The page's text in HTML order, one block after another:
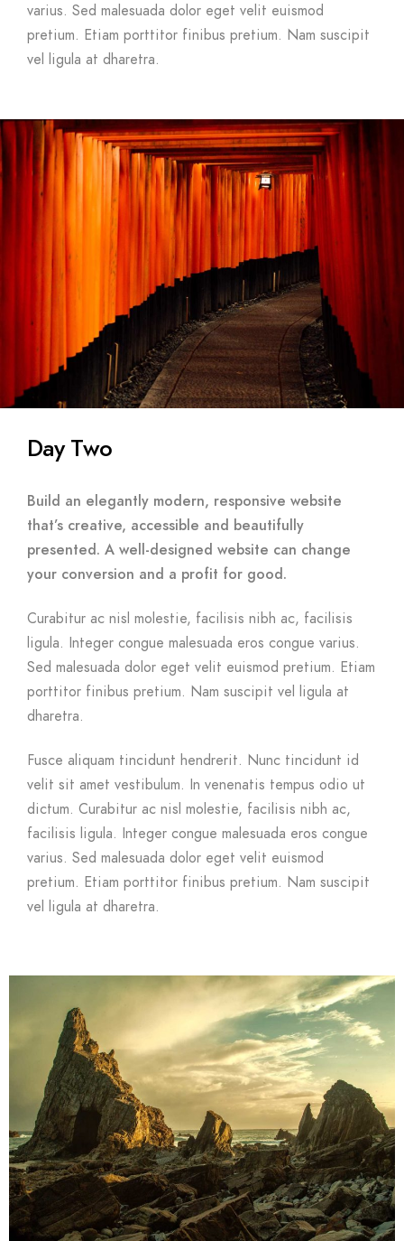
varius. Sed malesuada dolor eget velit euismod
pretium. Etiam porttitor finibus pretium. Nam suscipit
vel ligula at dharetra.
Day Two
Build an elegantly modern, responsive website
that’s creative, accessible and beautifully
presented. A well-designed website can change
your conversion and a profit for good.
Curabitur ac nisl molestie, facilisis nibh ac, facilisis
ligula. Integer congue malesuada eros congue varius.
Sed malesuada dolor eget velit euismod pretium. Etiam
porttitor finibus pretium. Nam suscipit vel ligula at
dharetra.
Fusce aliquam tincidunt hendrerit. Nunc tincidunt id
velit sit amet vestibulum. In venenatis tempus odio ut
dictum. Curabitur ac nisl molestie, facilisis nibh ac,
facilisis ligula. Integer congue malesuada eros congue
varius. Sed malesuada dolor eget velit euismod
pretium. Etiam porttitor finibus pretium. Nam suscipit
vel ligula at dharetra.